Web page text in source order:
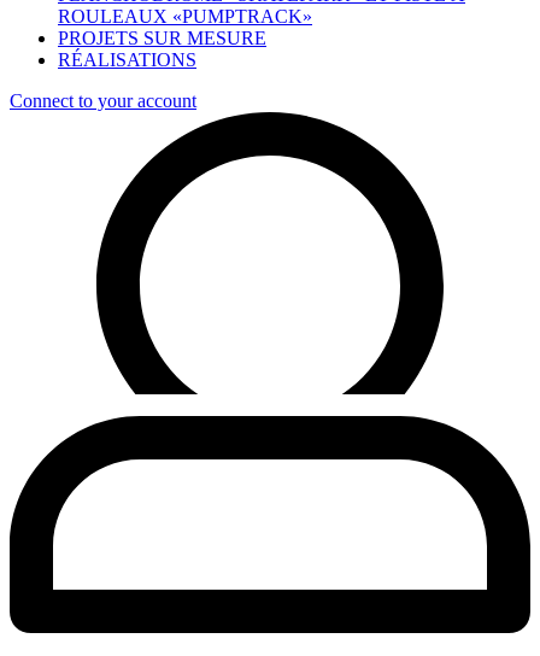
ROULEAUX «PUMPTRACK»
PROJETS SUR MESURE
RÉALISATIONS
Connect to your account